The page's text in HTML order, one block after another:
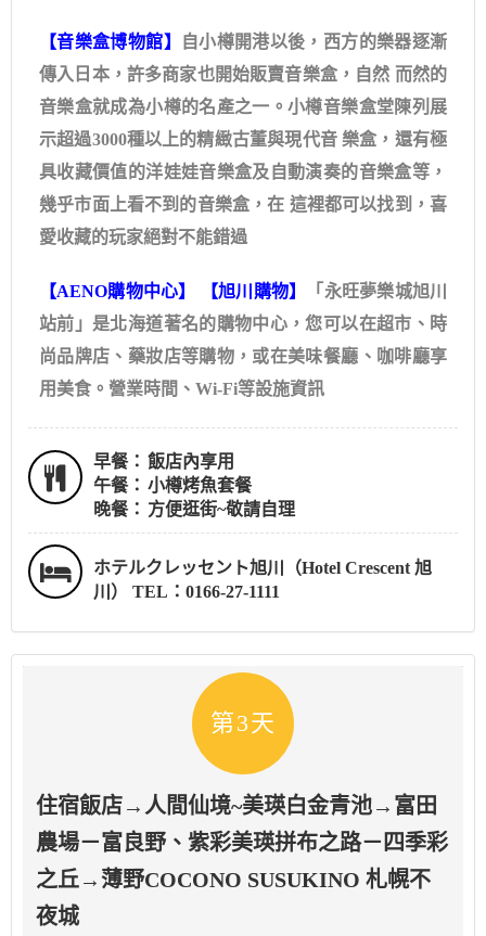
【音樂盒博物館】
自小樽開港以後，西方的樂器逐漸
傳入日本，許多商家也開始販賣音樂盒，自然 而然的
音樂盒就成為小樽的名產之一。小樽音樂盒堂陳列展
示超過3000種以上的精緻古董與現代音 樂盒，還有極
具收藏價值的洋娃娃音樂盒及自動演奏的音樂盒等，
幾乎市面上看不到的音樂盒，在 這裡都可以找到，喜
愛收藏的玩家絕對不能錯過
【AENO購物中心】 【旭川購物】
「永旺夢樂城旭川
站前」是北海道著名的購物中心，您可以在超市、時
尚品牌店、藥妝店等購物，或在美味餐廳、咖啡廳享
用美食。營業時間、Wi-Fi等設施資訊
早餐： 飯店內享用
午餐： 小樽烤魚套餐
晚餐： 方便逛街~敬請自理
ホテルクレッセント旭川（Hotel Crescent 旭
川） TEL：0166-27-1111
第3天
住宿飯店→人間仙境~美瑛白金青池→富田
農場－富良野、紫彩美瑛拼布之路－四季彩
之丘→薄野COCONO SUSUKINO 札幌不
夜城